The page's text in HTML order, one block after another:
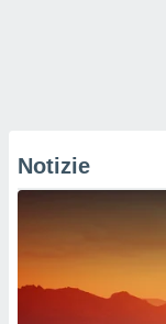
Notizie